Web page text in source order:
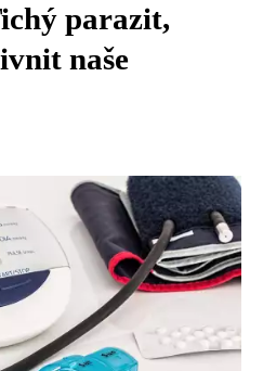
parazit,
naše